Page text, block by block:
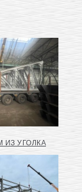
ИЗ УГОЛКА